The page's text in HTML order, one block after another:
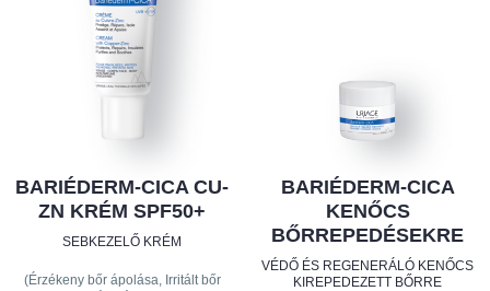
BARIÉDERM-CICA CU-
ZN KRÉM SPF50+
SEBKEZELŐ KRÉM
(Érzékeny bőr ápolása, Irritált bőr
BARIÉDERM-CICA
KENŐCS
BŐRREPEDÉSEKRE
VÉDŐ ÉS REGENERÁLÓ KENŐCS
KIREPEDEZETT BŐRRE